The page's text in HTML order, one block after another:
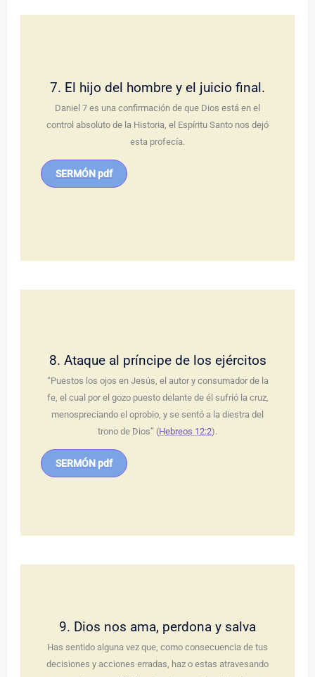
7. El hijo del hombre y el juicio final.
Daniel 7 es una confirmación de que Dios está en el
control absoluto de la Historia, el Espíritu Santo nos dejó
esta profecía.
SERMÓN pdf
8. Ataque al príncipe de los ejércitos
“Puestos los ojos en Jesús, el autor y consumador de la
fe, el cual por el gozo puesto delante de él sufrió la cruz,
menospreciando el oprobio, y se sentó a la diestra del
trono de Dios” (Hebreos 12:2).
SERMÓN pdf
9. Dios nos ama, perdona y salva
Has sentido alguna vez que, como consecuencia de tus
decisiones y acciones erradas, haz o estas atravesando